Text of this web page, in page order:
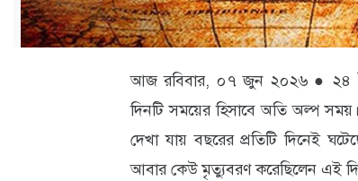
ক্যারিয়ার
তথ্যপ্রযুক্তি
আজ রবিবার, ০৭ জুন ২০২৬ ● ২৪
দিনটি সময়ের হিসাবে অতি অল্প
দেখা যায় বছরের প্রতিটি দিনেই
আবার কেউ মৃত্যুবরণ করেছিলেন এই